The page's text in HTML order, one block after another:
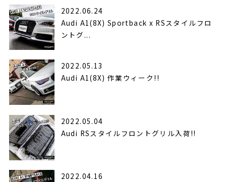
2022.06.24
Audi A1(8X) Sportback x RSスタイルフロ
ントグ...
2022.05.13
Audi A1(8X) 作業ウィーク!!
2022.05.04
Audi RSスタイルフロントグリル入荷!!
2022.04.16